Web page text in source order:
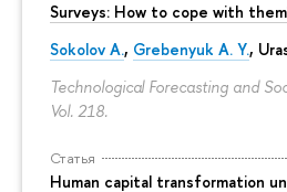
Surveys: How to cope with
Sokolov A., Grebenyuk A. Y.,
Technological Forecasting and
Vol. 218.
Статья
Human capital transformation